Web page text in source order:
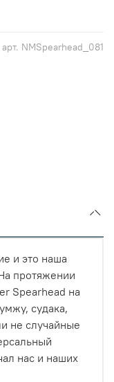
арт. NMSpearhead_081
и это наша
протяжении
Spearhead на
судака,
не случайные
нас и наших